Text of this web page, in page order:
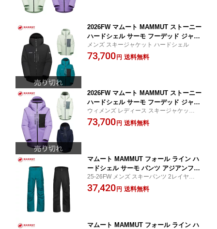
2026FW マムート MAMMUT ストーニー
ハードシェル サーモ フーデッド ジャケ
ット アジアンフィット Stoney HS Ther
mo Hooded Jacket AF Men 1010-3103
メンズ スキージャケット ハードシェル
73,700 円 送料無料
2026FW マムート MAMMUT ストーニー
ハードシェル サーモ フーデッド ジャケ
ット アジアンフィット Stoney HS Ther
mo Hooded Jacket AF Women 1010-3
ウィメンズ レディース スキージャケット
ハードシェル
73,700 円 送料無料
マムート MAMMUT フォール ライン ハ
ードシェル サーモ パンツ アジアンフィ
ット Fall Line HS Thermo Pants AF M
en 1020-13680
25-26FW メンズ スキーパンツ 2レイヤー
フリーライド
37,420 円 送料無料
マムート MAMMUT フォール ライン ハ